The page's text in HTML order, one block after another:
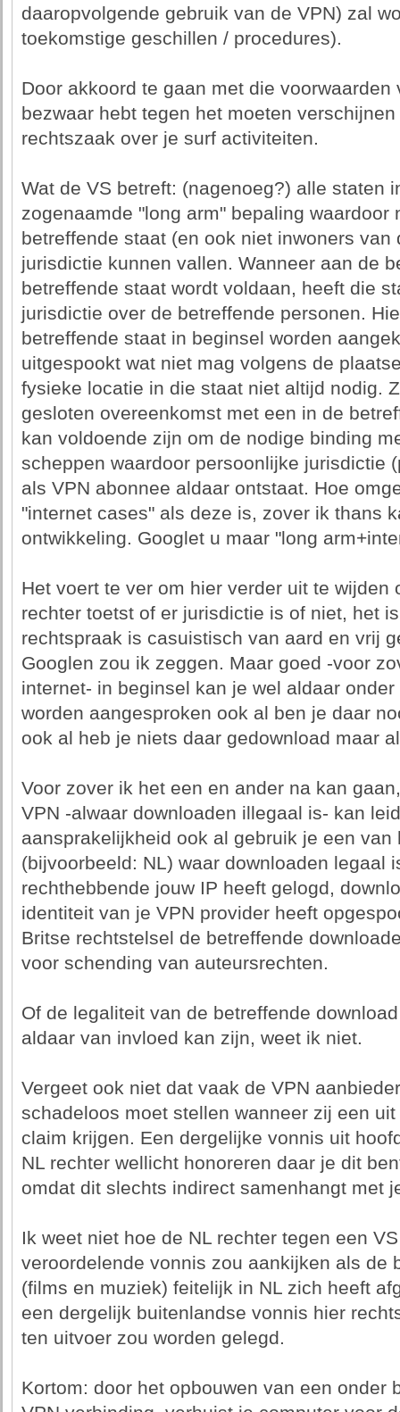
daaropvolgende gebruik van de VPN) zal
toekomstige geschillen / procedures).
Door akkoord te gaan met die
bezwaar hebt tegen het moeten
rechtszaak over je surf activiteiten.
Wat de VS betreft: (nagenoeg?) alle staten
zogenaamde "long arm" bepaling waardoor
betreffende staat (en ook niet inwoners van
jurisdictie kunnen vallen. Wanneer aan de
betreffende staat wordt voldaan, heeft die
jurisdictie over de betreffende personen.
betreffende staat in beginsel worden
uitgespookt wat niet mag volgens de
fysieke locatie in die staat niet altijd nodig.
gesloten overeenkomst met een in de
kan voldoende zijn om de nodige binding
scheppen waardoor persoonlijke jurisdictie
als VPN abonnee aldaar ontstaat. Hoe
"internet cases" als deze is, zover ik thans
ontwikkeling. Googlet u maar "long
Het voert te ver om hier verder uit te wijden
rechter toetst of er jurisdictie is of niet, het
rechtspraak is casuistisch van aard en vrij
Googlen zou ik zeggen. Maar goed -voor
internet- in beginsel kan je wel aldaar
worden aangesproken ook al ben je daar
ook al heb je niets daar gedownload maar
Voor zover ik het een en ander na kan
VPN -alwaar downloaden illegaal is- kan
aansprakelijkheid ook al gebruik je een
(bijvoorbeeld: NL) waar downloaden legaal
rechthebbende jouw IP heeft gelogd,
identiteit van je VPN provider heeft
Britse rechtstelsel de betreffende
voor schending van auteursrechten.
Of de legaliteit van de betreffende
aldaar van invloed kan zijn, weet ik niet.
Vergeet ook niet dat vaak de VPN
schadeloos moet stellen wanneer zij een
claim krijgen. Een dergelijke vonnis uit
NL rechter wellicht honoreren daar je dit
omdat dit slechts indirect samenhangt met
Ik weet niet hoe de NL rechter tegen een
veroordelende vonnis zou aankijken als de
(films en muziek) feitelijk in NL zich heeft
een dergelijk buitenlandse vonnis hier
ten uitvoer zou worden gelegd.
Kortom: door het opbouwen van een onder